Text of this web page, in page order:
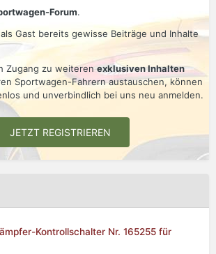
Forum.
Gast bereits gewisse Beiträge und Inhalte
Zugang zu weiterenexklusiven Inhalten
Sportwagen-Fahrern austauschen, können
und unverbindlich bei uns neu anmelden.
JETZT REGISTRIEREN
Kontrollschalter Nr. 165255 für